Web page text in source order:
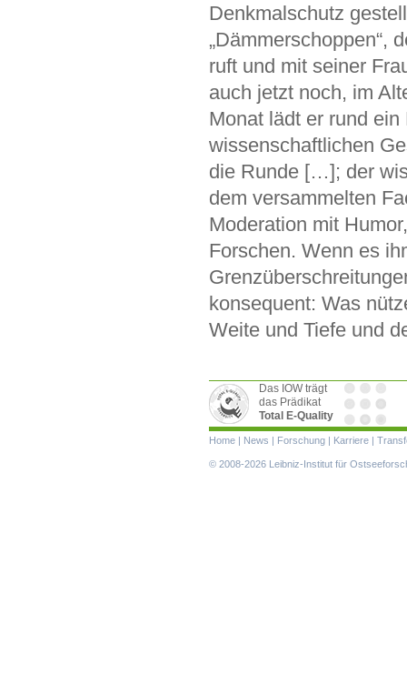
Denkmalschutz
„Dämmerschoppen“,
ruft und mit seiner
auch jetzt noch, im
Monat lädt er rund
wissenschaftlichen
die Runde […]; der
dem versammelten
Moderation mit
Forschen. Wenn es
konsequent: Was
Weite und Tiefe und
Das IOW trägt
das Prädikat
Total E-Quality
Navigation
überspringen
Home | News | Forschung | Karriere |
© 2008-2026 Leibniz-Institut für